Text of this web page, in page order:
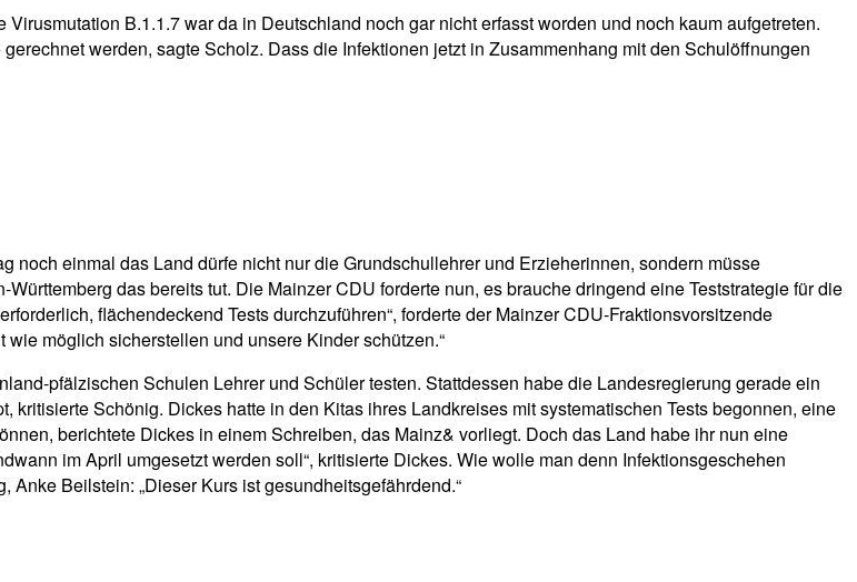
B.1.1.7 war da in Deutschland noch gar nicht erfasst worden und noch kaum aufgetreten.
werden, sagte Scholz. Dass die Infektionen jetzt in Zusammenhang mit den Schulöffnungen
einmal das Land dürfe nicht nur die Grundschullehrer und Erzieherinnen, sondern müsse
das bereits tut. Die Mainzer CDU forderte nun, es brauche dringend eine Teststrategie für die
flächendeckend Tests durchzuführen“, forderte der Mainzer CDU-Fraktionsvorsitzende
möglich sicherstellen und unsere Kinder schützen.“
pfälzischen Schulen Lehrer und Schüler testen. Stattdessen habe die Landesregierung gerade ein
Schönig. Dickes hatte in den Kitas ihres Landkreises mit systematischen Tests begonnen, eine
berichtete Dickes in einem Schreiben, das Mainz& vorliegt. Doch das Land habe ihr nun eine
im April umgesetzt werden soll“, kritisierte Dickes. Wie wolle man denn Infektionsgeschehen
Beilstein: „Dieser Kurs ist gesundheitsgefährdend.“